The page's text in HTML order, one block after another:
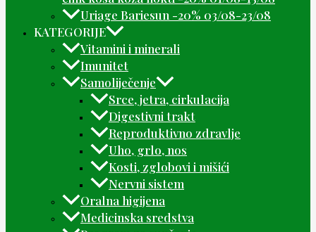
Uriage Bariesun -20% 03/08-23/08
KATEGORIJE
Vitamini i minerali
Imunitet
Samoliječenje
Srce, jetra, cirkulacija
Digestivni trakt
Reproduktivno zdravlje
Uho, grlo, nos
Kosti, zglobovi i mišići
Nervni sistem
Oralna higijena
Medicinska sredstva